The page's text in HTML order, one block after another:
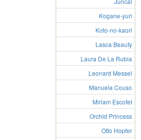
Kogane-yuri
Koto-no-kaori
Lasca Beauty
Laura De La Rubia
Leonard Messel
Manuela Couso
Miriam Escofet
Orchid Princess
Otto Hopfer